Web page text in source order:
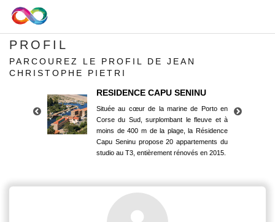
PROFIL
PARCOUREZ LE PROFIL DE JEAN
CHRISTOPHE PIETRI
RESIDENCE CAPU SENINU
Située au cœur de la marine de Porto en
Corse du Sud, surplombant le fleuve et à
moins de 400 m de la plage, la Résidence
Capu Seninu propose 20 appartements du
studio au T3, entièrement rénovés en 2015.
Corse du Sud, surplombant le fleuve et à
moins de 400 m de la plage, la Résidence
Capu Seninu propose 20 appartements du